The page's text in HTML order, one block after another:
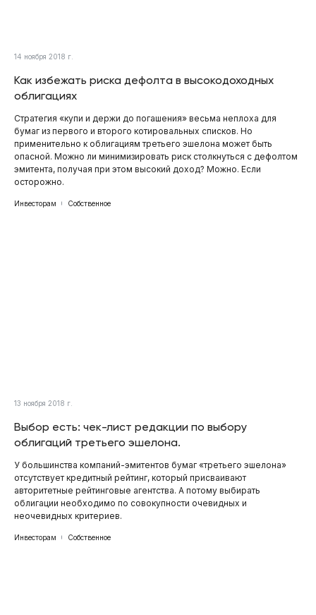
14 ноября 2018 г.
Как избежать риска дефолта в высокодоходных
облигациях
Стратегия «купи и держи до погашения» весьма неплоха для
бумаг из первого и второго котировальных списков. Но
применительно к облигациям третьего эшелона может быть
опасной. Можно ли минимизировать риск столкнуться с дефолтом
эмитента, получая при этом высокий доход? Можно. Если
осторожно.
Инвесторам Собственное
13 ноября 2018 г.
Выбор есть: чек-лист редакции по выбору
облигаций третьего эшелона.
У большинства компаний-эмитентов бумаг «третьего эшелона»
отсутствует кредитный рейтинг, который присваивают
авторитетные рейтинговые агентства. А потому выбирать
облигации необходимо по совокупности очевидных и
неочевидных критериев.
Инвесторам Собственное